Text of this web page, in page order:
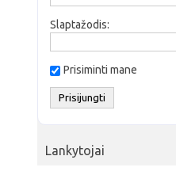
Slaptažodis:
Prisiminti mane
Lankytojai